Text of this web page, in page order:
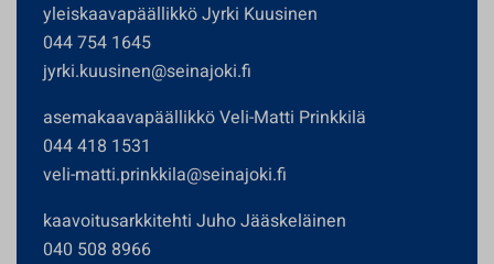
yleiskaavapäällikkö Jyrki Kuusinen
044 754 1645
jyrki.kuusinen@seinajoki.fi
asemakaavapäällikkö Veli-Matti Prinkkilä
044 418 1531
veli-matti.prinkkila@seinajoki.fi
kaavoitusarkkitehti Juho Jääskeläinen
040 508 8966